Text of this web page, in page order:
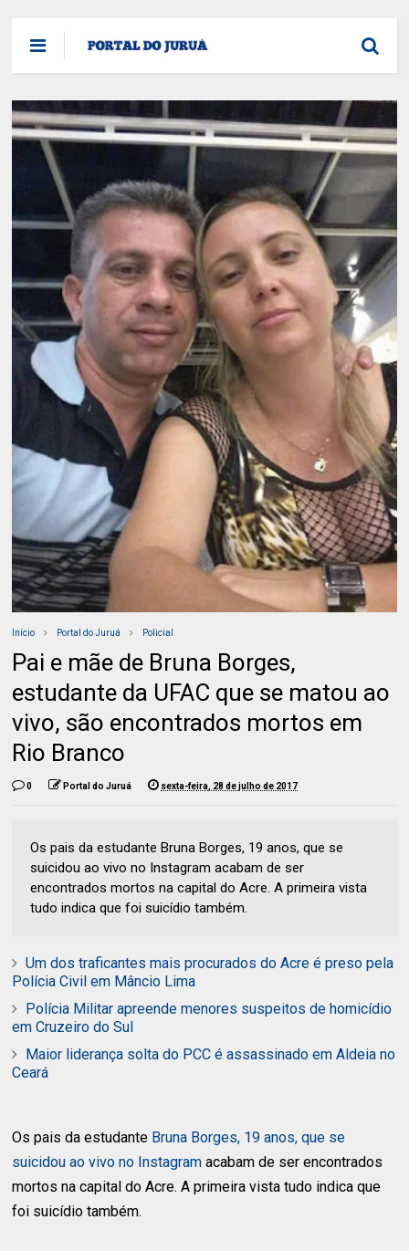
Início Portal do Juruá Policial
Pai e mãe de Bruna Borges,
estudante da UFAC que se matou ao
vivo, são encontrados mortos em
Rio Branco
0 Portal do Juruá sexta-feira, 28 de julho de 2017
Os pais da estudante Bruna Borges, 19 anos, que se
suicidou ao vivo no Instagram acabam de ser
encontrados mortos na capital do Acre. A primeira vista
tudo indica que foi suicídio também.
Um dos traficantes mais procurados do Acre é preso pela
Polícia Civil em Mâncio Lima
Polícia Militar apreende menores suspeitos de homicídio
em Cruzeiro do Sul
Maior liderança solta do PCC é assassinado em Aldeia no
Ceará
Os pais da estudante Bruna Borges, 19 anos, que se
suicidou ao vivo no Instagram acabam de ser encontrados
mortos na capital do Acre. A primeira vista tudo indica que
foi suicídio também.